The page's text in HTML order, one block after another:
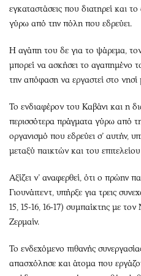
εγκαταστάσεις που διατηρεί και
γύρω από την πόλη που εδρεύει.
Η αγάπη του δε για το ψάρεμα,
μπορεί να ασκήσει το αγαπημένο
την απόφαση να εργαστεί στο νησί
Το ενδιαφέρον του Καβάνι και η
περισσότερα πράγματα γύρω από
οργανισμό που εδρεύει σ’ αυτήν,
μεταξύ παικτών και του
Αξίζει ν’ αναφερθεί, ότι ο πρώην
Γιουνάιτεντ, υπήρξε για τρεις
15, 15-16, 16-17) συμπαίκτης με
Ζερμαίν.
Το ενδεχόμενο πιθανής
απασχόλησε και άτομα που